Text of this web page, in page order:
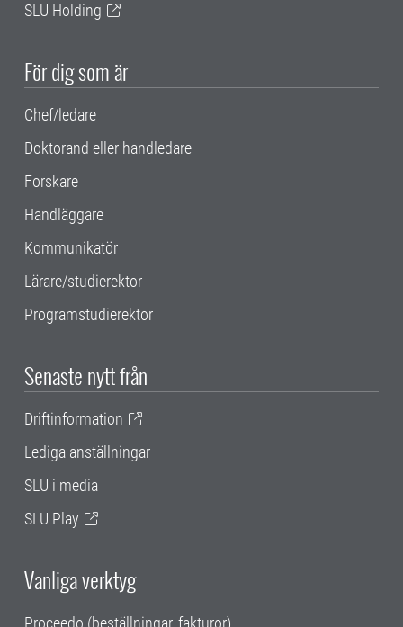
SLU Holding
För dig som är
Chef/ledare
Doktorand eller handledare
Forskare
Handläggare
Kommunikatör
Lärare/studierektor
Programstudierektor
Senaste nytt från
Driftinformation
Lediga anställningar
SLU i media
SLU Play
Vanliga verktyg
Proceedo (beställningar, fakturor)